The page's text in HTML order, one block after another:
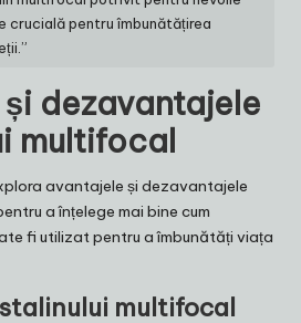
crucială pentru îmbunătățirea
dezavantajele
multifocal
avantajele și dezavantajele
a înțelege mai bine cum
fi utilizat pentru a îmbunătăți viața
multifocal